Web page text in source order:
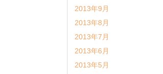
2013年9月
2013年8月
2013年7月
2013年6月
2013年5月